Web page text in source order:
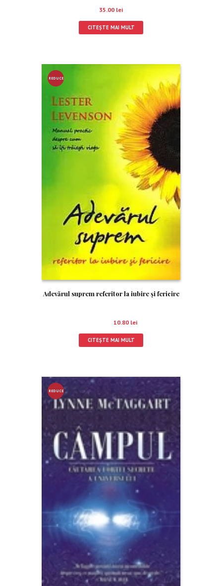
35.00 lei
CITEȘTE MAI MULT
REDUCE
Adevărul suprem referitor la iubire şi fericire
10.80 lei
CITEȘTE MAI MULT
REDUCE
RE!